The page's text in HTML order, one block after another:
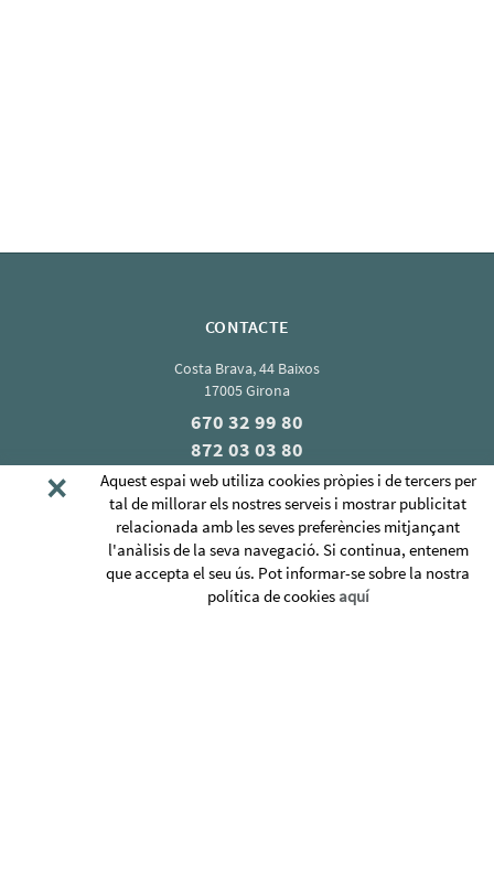
CONTACTE
Costa Brava, 44 Baixos
17005 Girona
670 32 99 80
872 03 03 80
mcsschoolgirona@gmail.com
QUI SOM
×
Aquest espai web utiliza cookies pròpies i de tercers per
tal de millorar els nostres serveis i mostrar publicitat
relacionada amb les seves preferències mitjançant
l'anàlisis de la seva navegació. Si continua, entenem
que accepta el seu ús. Pot informar-se sobre la nostra
política de cookies aquí